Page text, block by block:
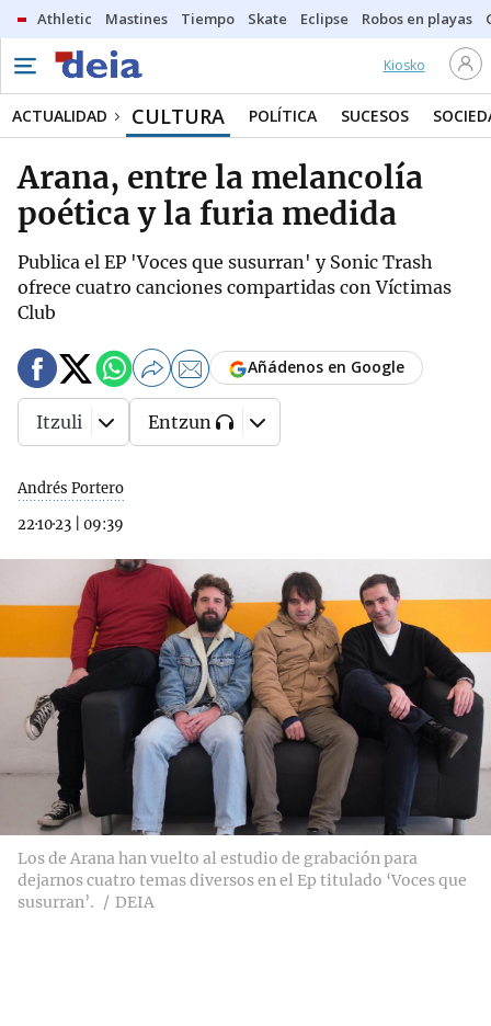
Athletic Mastines Tiempo Skate Eclipse Robos en playas
Kiosko
ACTUALIDAD CULTURA POLÍTICA SUCESOS
Arana, entre la melancolía
poética y la furia medida
Publica el EP 'Voces que susurran' y Sonic Trash
ofrece cuatro canciones compartidas con Víctimas
Club
Andrés Portero
22·10·23
09:39
Añádenos en Google
Itzuli Entzun
Los de Arana han vuelto al estudio de grabación para
dejarnos cuatro temas diversos en el Ep titulado ‘Voces que
susurran’.
DEIA